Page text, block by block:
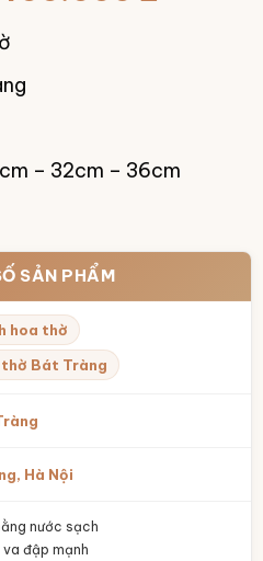
– 32cm – 36cm
SẢN PHẨM
hoa thờ
Bát Tràng
Hà Nội
nước sạch
đập mạnh